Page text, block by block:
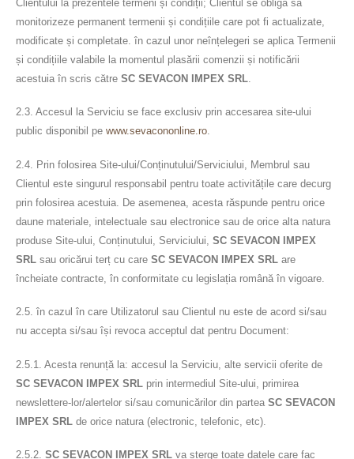
Clientului la prezentele termeni și condiții; Clientul se obliga sa
monitorizeze permanent termenii și condițiile care pot fi actualizate,
modificate și completate. în cazul unor neînțelegeri se aplica Termenii
și condițiile valabile la momentul plasării comenzii și notificării
acestuia în scris către SC SEVACON IMPEX SRL
2.3. Accesul la Serviciu se face exclusiv prin accesarea site-ului
public disponibil pe www.sevacononline.ro.
2.4. Prin folosirea Site-ului/Conținutului/Serviciului, Membrul sau
Clientul este singurul responsabil pentru toate activitățile care decurg
prin folosirea acestuia. De asemenea, acesta răspunde pentru orice
daune materiale, intelectuale sau electronice sau de orice alta natura
produse Site-ului, Conținutului, Serviciului, SC SEVACON IMPEX
SRL sau oricărui terț cu care SC SEVACON IMPEX SRL are
încheiate contracte, în conformitate cu legislația română în vigoare.
2.5. în cazul în care Utilizatorul sau Clientul nu este de acord si/sau
nu accepta si/sau își revoca acceptul dat pentru Document:
2.5.1. Acesta renunță la: accesul la Serviciu, alte servicii oferite de
SC SEVACON IMPEX SRL prin intermediul Site-ului, primirea
newslettere-lor/alertelor si/sau comunicărilor din partea SC SEVACON
IMPEX SRL de orice natura (electronic, telefonic, etc).
2.5.2. SC SEVACON IMPEX SRL va șterge toate datele care fac